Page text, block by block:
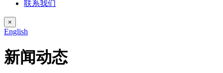
联系我们
×
English
新闻动态